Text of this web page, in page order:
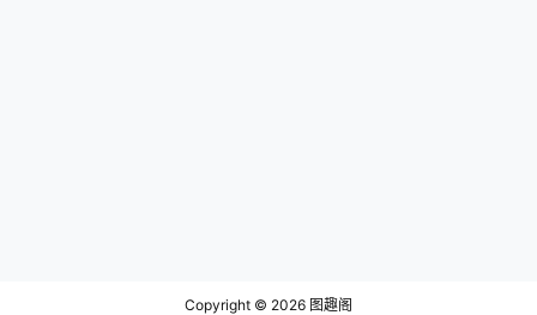
Copyright © 2026 图趣阁